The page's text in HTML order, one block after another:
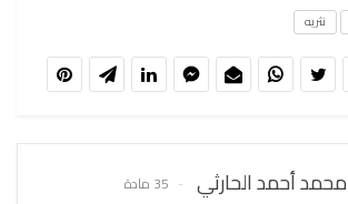
نثريه
محمد أحمد الحارثي 35 مادة